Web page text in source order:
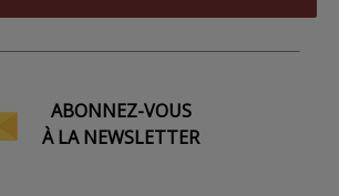
ABONNEZ-VOUS
À LA NEWSLETTER